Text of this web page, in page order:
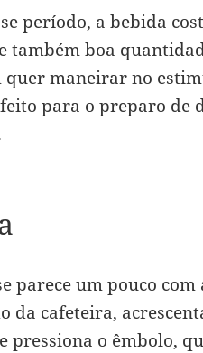
período, a bebida
também boa
quer maneirar no
para o preparo de
parece um pouco
da cafeteira,
pressiona o êmbolo,